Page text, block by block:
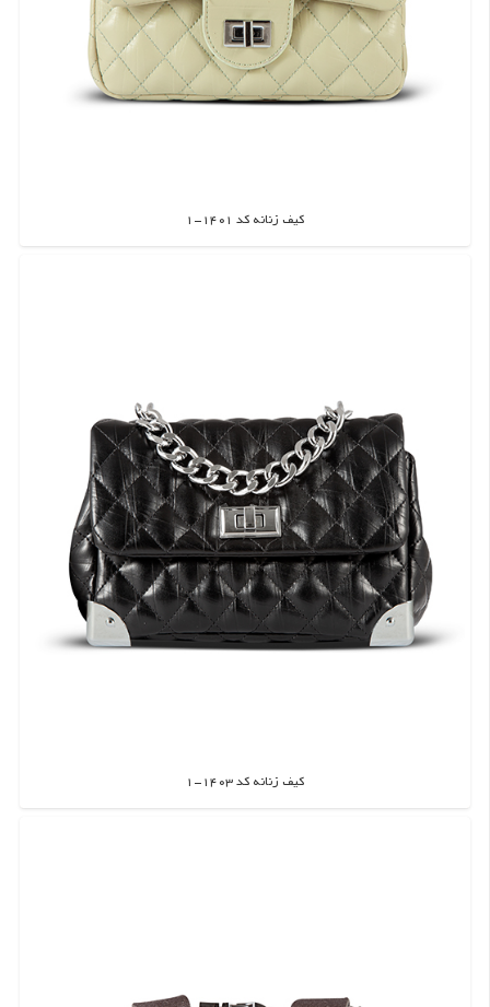
کیف زنانه کد 1401-1
اطلاعات بیشتر
کیف زنانه کد 1403-1
اطلاعات بیشتر